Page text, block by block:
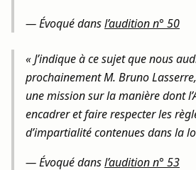
— Évoqué dansl’audition n° 50
« J’indique à ce sujet que nous
prochainement M. Bruno
une mission sur la manière dont
encadrer et faire respecter les
d’impartialité contenues dans la
— Évoqué dansl’audition n° 53